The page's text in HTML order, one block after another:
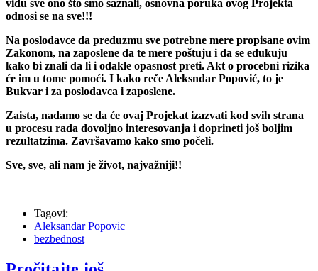
u fabrikama, da ne nabrajamo više ! Jednom reči, imajući u
vidu sve ono što smo saznali, osnovna poruka ovog Projekta
Na poslodavce da preduzmu sve potrebne mere propisane ovim
Zakonom, na zaposlene da te mere poštuju i da se edukuju
kako bi znali da li i odakle opasnost preti. Akt o procebni rizika
će im u tome pomoći. I kako reče Aleksndar Popović, to je
Zaista, nadamo se da će ovaj Projekat izazvati kod svih strana
u procesu rada dovoljno interesovanja i doprineti još boljim
Tagovi:
Aleksandar Popovic